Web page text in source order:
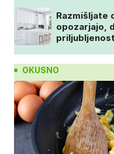
Razmišljate
opozarjajo,
OKUSNO